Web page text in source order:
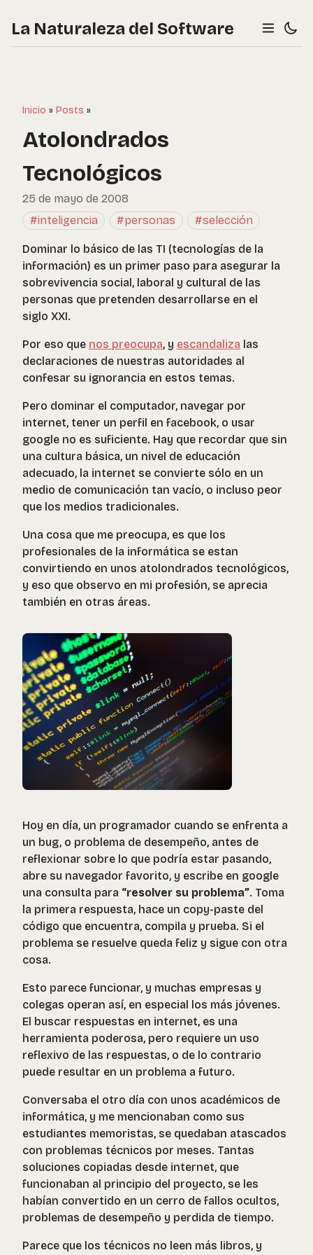
La Naturaleza del Software
Inicio » Posts »
Atolondrados
Tecnológicos
25 de mayo de 2008
#inteligencia
#personas #selección
Dominar lo básico de las TI (tecnologías de la
información) es un primer paso para asegurar la
sobrevivencia social, laboral y cultural de las
personas que pretenden desarrollarse en el
siglo XXI.
Por eso que nos preocupa, y escandaliza las
declaraciones de nuestras autoridades al
confesar su ignorancia en estos temas.
Pero dominar el computador, navegar por
internet, tener un perfil en facebook, o usar
google no es suficiente. Hay que recordar que sin
una cultura básica, un nivel de educación
adecuado, la internet se convierte sólo en un
medio de comunicación tan vacío, o incluso peor
que los medios tradicionales.
Una cosa que me preocupa, es que los
profesionales de la informática se estan
convirtiendo en unos atolondrados tecnológicos,
y eso que observo en mi profesión, se aprecia
también en otras áreas.
Hoy en día, un programador cuando se enfrenta a
un bug, o problema de desempeño, antes de
reflexionar sobre lo que podría estar pasando,
abre su navegador favorito, y escribe en google
una consulta para “resolver su problema”. Toma
la primera respuesta, hace un copy-paste del
código que encuentra, compila y prueba. Si el
problema se resuelve queda feliz y sigue con otra
cosa.
Esto parece funcionar, y muchas empresas y
colegas operan así, en especial los más jóvenes.
El buscar respuestas en internet, es una
herramienta poderosa, pero requiere un uso
reflexivo de las respuestas, o de lo contrario
puede resultar en un problema a futuro.
Conversaba el otro día con unos académicos de
informática, y me mencionaban como sus
estudiantes memoristas, se quedaban atascados
con problemas técnicos por meses. Tantas
soluciones copiadas desde internet, que
funcionaban al principio del proyecto, se les
habían convertido en un cerro de fallos ocultos,
problemas de desempeño y perdida de tiempo.
Parece que los técnicos no leen más libros, y